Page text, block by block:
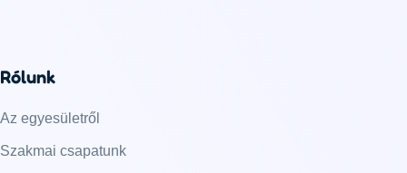
Rólunk
Az egyesületről
Szakmai csapatunk